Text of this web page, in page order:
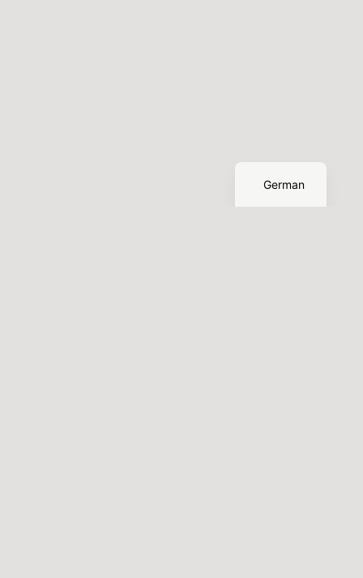
German